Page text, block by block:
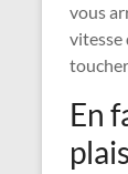
vous
vitesse
En